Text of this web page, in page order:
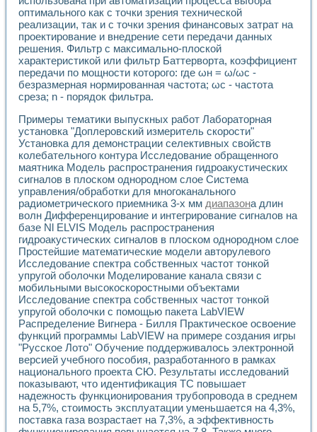
Лабораторный электрический импедансный томограф на
Микрозондовая система для характеризации
Метод траекторий в исследовании
Промышленная автоматизация
Автоматизация технологических процессов получения
Использование систем технического зрения для контроля
Исследование электромагнитных переходных процессов
Применение LabVIEW при разработке обучающих
Разработка виртуальных тренажеров путем
Система блокировок, сигнализации и защиты ускорителя
Система сбора данных и управления процессом
Управление температурой газовой среды специальной
Разработка программного обеспечения с
Использование технологий NATIONAL INSTRUMENTS
Оборудование для промышленной термотрансферной
Автоматизация реометрических исследований на базе
Применение измерителя иммитанса для исследова¬ния
Исследование электромагнитных переходных процессов
Стенд для исследования электрических переходных
Автоматизация контроля сварных швов на базе
Измерительный контроль с применением
Моделирование надежности и эффективности систем
Лабораторные практикумы и учебные стенды
Автоматизация лабораторного стенда по измерению
Автоматизированные лабораторные комплексы для
Виртуальный прибор для исследования нелинейных
Использование виртуальных приборов в процесе
Использование программ ELECTRONICS WORKBENCH-
Лабораторный практикум по дисциплине «Цифровые
Лабораторный практикум по ИНС на основе LabVIEW
Лабораторный практикум по основам теории коммутации
Опыт использования NI LabVIEW для создания
оптимального как с точки зрения технической
реализации, так и с точки зрения финансовых затрат на
проектирование и внедрение сети передачи данных
решения. Фильтр с максимально-плоской
характеристикой или фильтр Баттерворта, коэффициент
передачи по мощности которого: где ωн = ω/ωc -
безразмерная нормированная частота; ωc - частота
среза; n - порядок фильтра.
Примеры тематики выпускных работ Лабораторная
установка "Доплеровский измеритель скорости"
Установка для демонстрации селективных свойств
колебательного контура Исследование обращенного
маятника Модель распространения гидроакустических
сигналов в плоском однородном слое Система
управления/обработки для многоканального
радиометрического приемника 3-х мм диапазона длин
волн Дифференцирование и интегрирование сигналов на
базе Nl ELVIS Модель распространения
гидроакустических сигналов в плоском однородном слое
Простейшие математические модели авторулевого
Исследование спектра собственных частот тонкой
упругой оболочки Моделирование канала связи с
мобильными высокоскоростными объектами
Исследование спектра собственных частот тонкой
упругой оболочки с помощью пакета LabVIEW
Распределение Вигнера - Билля Практическое освоение
функций программы LabVIEW на примере создания игры
"Русское Лото" Обучение поддерживалось электронной
версией учебного пособия, разработанного в рамках
национального проекта СЮ. Результаты исследований
показывают, что идентификация ТС повышает
надежность функционирования трубопровода в среднем
на 5,7%, стоимость эксплуатации уменьшается на 4,3%,
поставка газа возрастает на 7,3%, а эффективность